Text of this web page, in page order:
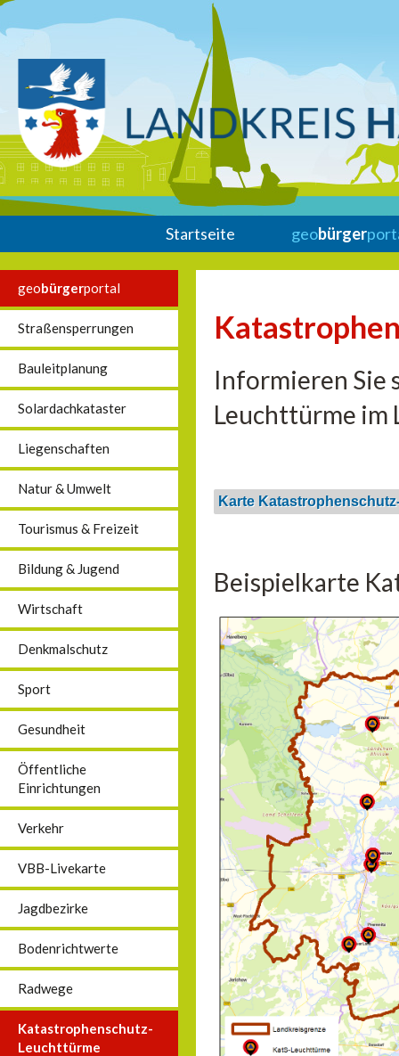
Startseite geobürger
geobürgerportal
Straßensperrungen
Bauleitplanung
Solardachkataster
Liegenschaften
Natur & Umwelt
Tourismus & Freizeit
Bildung & Jugend
Wirtschaft
Denkmalschutz
Sport
Gesundheit
Öffentliche
Einrichtungen
Verkehr
VBB-Livekarte
Jagdbezirke
Bodenrichtwerte
Radwege
Katastrophenschutz-
Leuchttürme
Informieren Sie
Leuchttürme im
Karte
Beispielkarte